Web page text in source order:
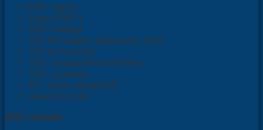
640 г муки
5 яиц (250 г)
200 г сахара
200 мл сливок (жирность 22%)
100 мл молока
100 г изюма без косточек
100 г цукатов
25 г сухих дрожжей
щепотка соли
Для глазури: